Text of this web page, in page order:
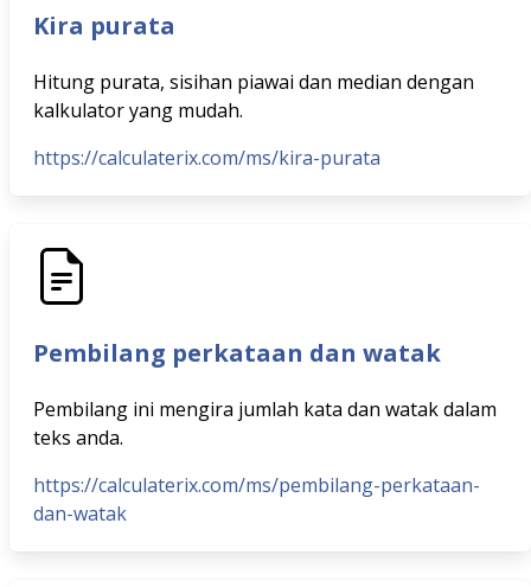
Kira purata
Hitung purata, sisihan piawai dan median dengan
kalkulator yang mudah.
https://calculaterix.com/ms/kira-purata
Pembilang perkataan dan watak
Pembilang ini mengira jumlah kata dan watak dalam
teks anda.
https://calculaterix.com/ms/pembilang-perkataan-
dan-watak